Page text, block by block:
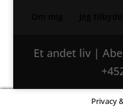
Et andet liv |
Privacy